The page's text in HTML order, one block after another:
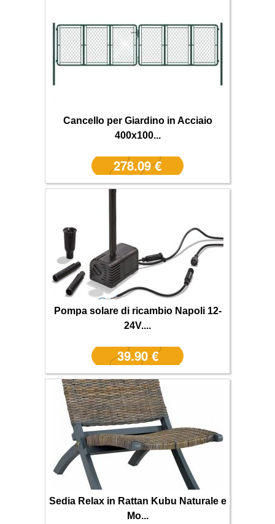
Cancello per Giardino in Acciaio
400x100...
278.09 €
Pompa solare di ricambio Napoli 12-
24V....
39.90 €
Sedia Relax in Rattan Kubu Naturale e
Mo...